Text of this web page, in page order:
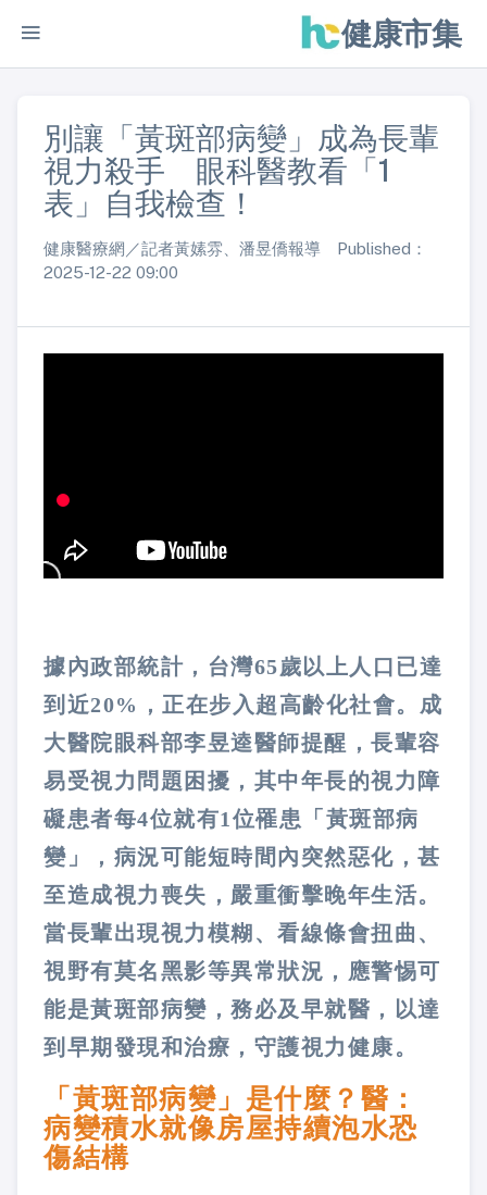
健康市集
別讓「黃斑部病變」成為長輩
視力殺手 眼科醫教看「1
表」自我檢查！
健康醫療網／記者黃嫊雰、潘昱僑報導 Published：
2025-12-22 09:00
據內政部統計，台灣65歲以上人口已達
到近20%，正在步入超高齡化社會。成
大醫院眼科部李昱逵醫師提醒，長輩容
易受視力問題困擾，其中年長的視力障
礙患者每4位就有1位罹患「黃斑部病
變」，病況可能短時間內突然惡化，甚
至造成視力喪失，嚴重衝擊晚年生活。
當長輩出現視力模糊、看線條會扭曲、
視野有莫名黑影等異常狀況，應警惕可
能是黃斑部病變，務必及早就醫，以達
到早期發現和治療，守護視力健康。
「黃斑部病變」是什麼？醫：
病變積水就像房屋持續泡水恐
傷結構